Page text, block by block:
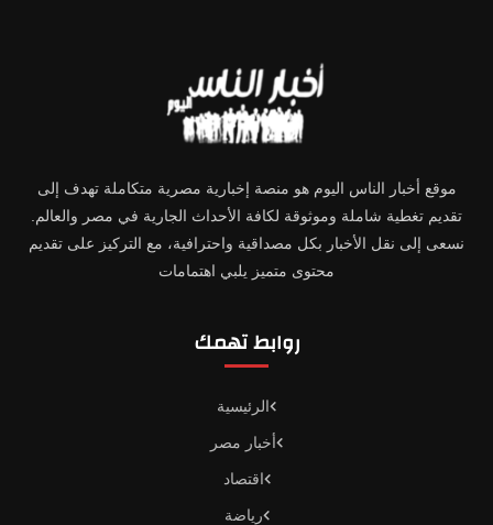
موقع أخبار الناس اليوم هو منصة إخبارية مصرية متكاملة تهدف إلى
تقديم تغطية شاملة وموثوقة لكافة الأحداث الجارية في مصر والعالم.
نسعى إلى نقل الأخبار بكل مصداقية واحترافية، مع التركيز على تقديم
محتوى متميز يلبي اهتمامات
روابط تهمك
الرئيسية
أخبار مصر
اقتصاد
رياضة